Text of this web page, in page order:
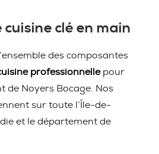
clé en main
des composantes
professionnellepour
de Noyers Bocage. Nos
sur toute l’Île-de-
et le département de